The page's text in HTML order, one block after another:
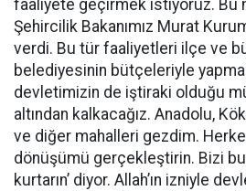
faaliyete geçirmek istiyoruz. Bu
Şehircilik Bakanımız Murat
verdi. Bu tür faaliyetleri ilçe ve
belediyesinin bütçeleriyle
devletimizin de iştiraki olduğu
altından kalkacağız. Anadolu,
ve diğer mahalleri gezdim.
dönüşümü gerçekleştirin. Bizi
kurtarın’ diyor. Allah’ın izniyle